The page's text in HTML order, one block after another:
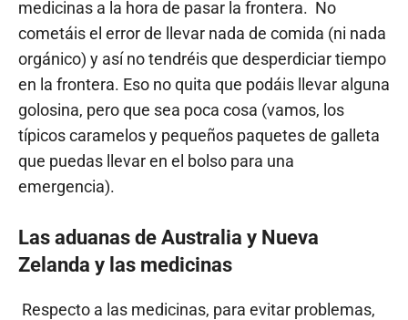
medicinas a la hora de pasar la frontera. No
cometáis el error de llevar nada de comida (ni nada
orgánico) y así no tendréis que desperdiciar tiempo
en la frontera. Eso no quita que podáis llevar alguna
golosina, pero que sea poca cosa (vamos, los
típicos caramelos y pequeños paquetes de galleta
que puedas llevar en el bolso para una
emergencia).
Las aduanas de Australia y Nueva
Zelanda y las medicinas
Respecto a las medicinas, para evitar problemas,